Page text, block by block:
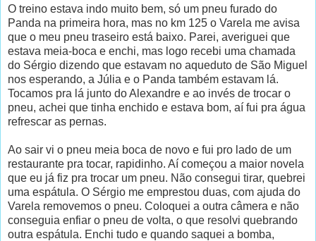
O treino estava indo muito bem, só um pneu furado do
Panda na primeira hora, mas no km 125 o Varela me avisa
que o meu pneu traseiro está baixo. Parei, averiguei que
estava meia-boca e enchi, mas logo recebi uma chamada
do Sérgio dizendo que estavam no aqueduto de São Miguel
nos esperando, a Júlia e o Panda também estavam lá.
Tocamos pra lá junto do Alexandre e ao invés de trocar o
pneu, achei que tinha enchido e estava bom, aí fui pra água
refrescar as pernas.
Ao sair vi o pneu meia boca de novo e fui pro lado de um
restaurante pra tocar, rapidinho. Aí começou a maior novela
que eu já fiz pra trocar um pneu. Não consegui tirar, quebrei
uma espátula. O Sérgio me emprestou duas, com ajuda do
Varela removemos o pneu. Coloquei a outra câmera e não
conseguia enfiar o pneu de volta, o que resolvi quebrando
outra espátula. Enchi tudo e quando saquei a bomba,